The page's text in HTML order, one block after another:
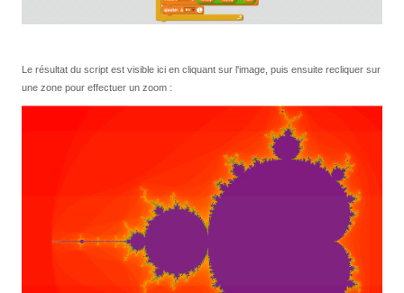
Le résultat du script est visible ici en cliquant sur l'image, puis ensuite recliquer sur
une zone pour effectuer un zoom :